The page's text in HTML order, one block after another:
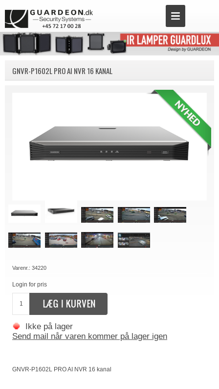
GNVR-P1602L PRO AI NVR 16 KANAL
Varenr.: 34220
Login for pris
Ikke på lager
Send mail når varen kommer på lager igen
GNVR-P1602L PRO AI NVR 16 kanal